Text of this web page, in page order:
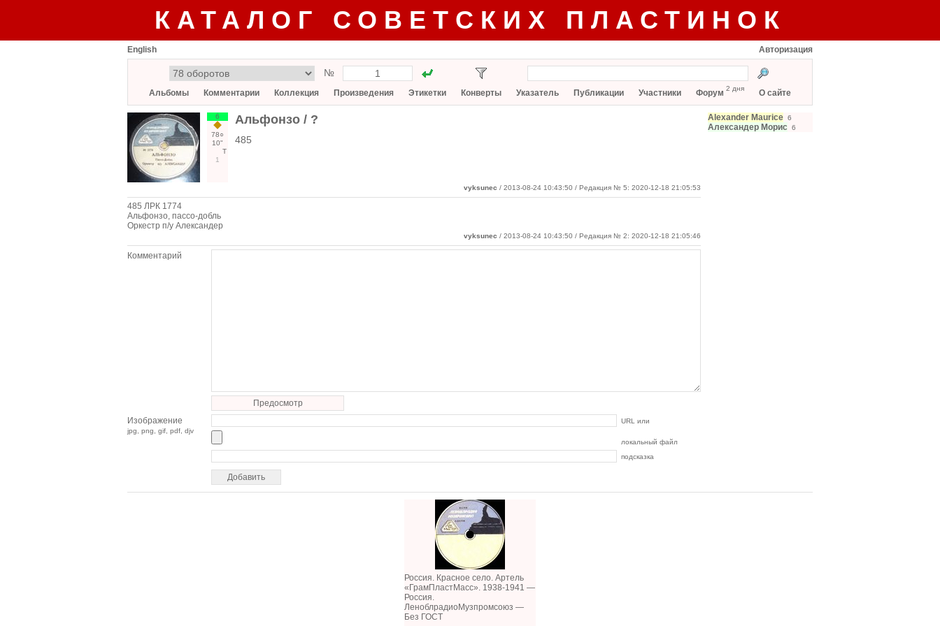
КАТАЛОГ СОВЕТСКИХ ПЛАСТИНОК
English Авторизация
№
Альбомы Комментарии Коллекция Произведения Этикетки Конверты Указатель Публикации Участники Форум 2 дня О сайте
6
78○
10"
Т
1
Альфонзо / ?
485
vyksunec / 2013-08-24 10:43:50 / Редакция № 5: 2020-12-18 21:05:53
485 ЛРК 1774
Альфонзо, пассо-добль
Оркестр п/у Александер
vyksunec / 2013-08-24 10:43:50 / Редакция № 2: 2020-12-18 21:05:46
Комментарий
Предосмотр
Изображение
jpg, png, gif, pdf, djv
URL или
локальный файл
подсказка
Alexander Maurice 6
Александер Морис 6
Россия. Красное село. Артель
«ГрамПластМасс». 1938-1941 —
Россия.
ЛеноблрадиоМузпромсоюз —
Без ГОСТ